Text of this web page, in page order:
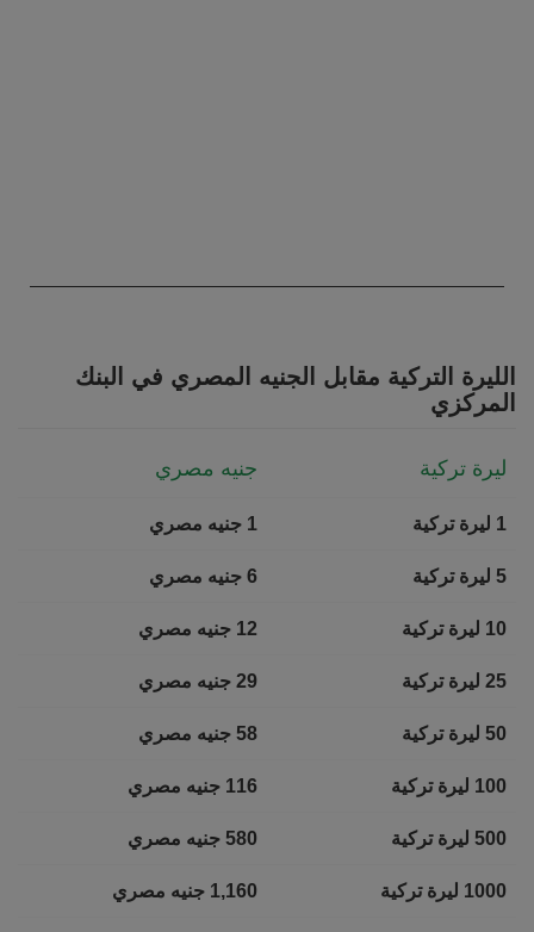
الليرة التركية مقابل الجنيه المصري في البنك
المركزي
ليرة تركية جنيه مصري
1 ليرة تركية 1 جنيه مصري
5 ليرة تركية 6 جنيه مصري
10 ليرة تركية 12 جنيه مصري
25 ليرة تركية 29 جنيه مصري
50 ليرة تركية 58 جنيه مصري
100 ليرة تركية 116 جنيه مصري
500 ليرة تركية 580 جنيه مصري
1000 ليرة تركية 1,160 جنيه مصري